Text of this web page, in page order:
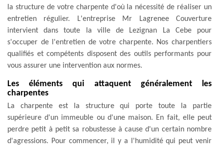
la structure de votre charpente d'où la nécessité de réaliser un
entretien régulier. L'entreprise Mr Lagrenee Couverture
intervient dans toute la ville de Lezignan La Cebe pour
s'occuper de l'entretien de votre charpente. Nos charpentiers
qualifiés et compétents disposent des outils performants pour
vous assurer une intervention aux normes.
Les éléments qui attaquent généralement les
charpentes
La charpente est la structure qui porte toute la partie
supérieure d'un immeuble ou d'une maison. En fait, elle peut
perdre petit à petit sa robustesse à cause d'un certain nombre
d'agressions. Pour commencer, il y a l'humidité qui peut venir